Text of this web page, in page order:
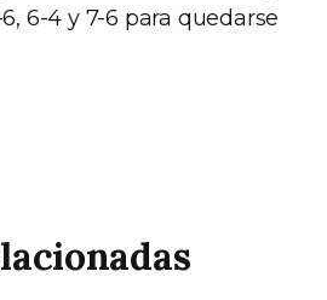
6-4 y 7-6 para quedarse